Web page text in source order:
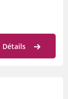
Détails